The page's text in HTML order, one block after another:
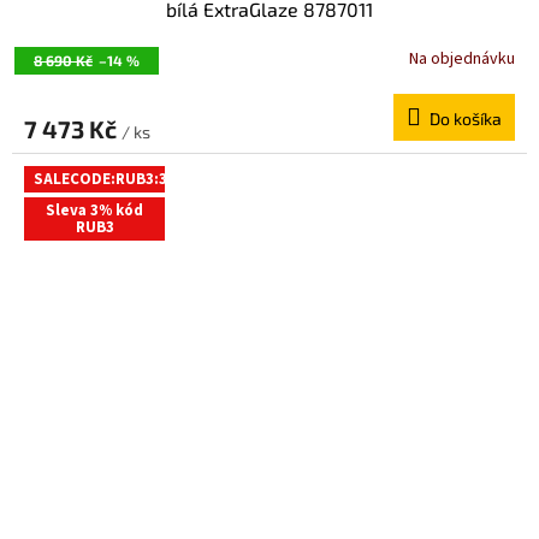
8 690 Kč –14 %
bílá ExtraGlaze 8787011
Na objednávku
7 473 Kč / ks
Do košíka
SALECODE:RUB3:3:%
Sleva 3% kód
RUB3